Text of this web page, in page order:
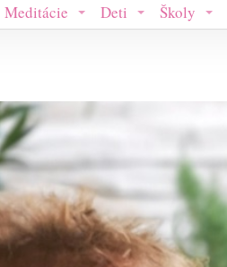
Meditácie Deti Školy